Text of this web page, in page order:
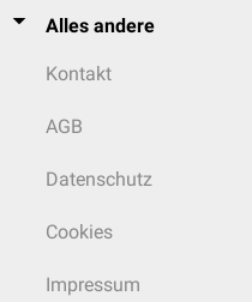
Alles andere
Kontakt
AGB
Datenschutz
Cookies
Impressum